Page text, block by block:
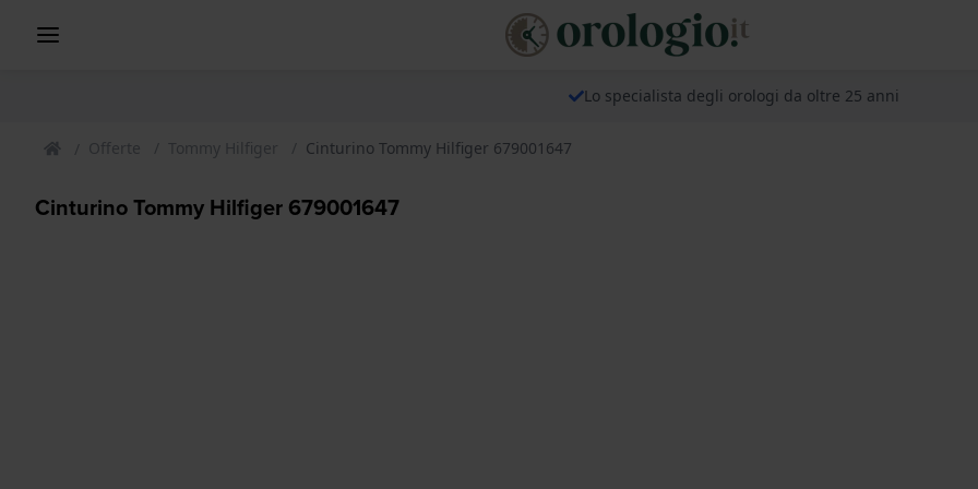
Lo specialista degli orologi da oltre 25 anni
Offerte Tommy Hilfiger Cinturino Tommy Hilfiger 679001647
Cinturino Tommy Hilfiger 679001647